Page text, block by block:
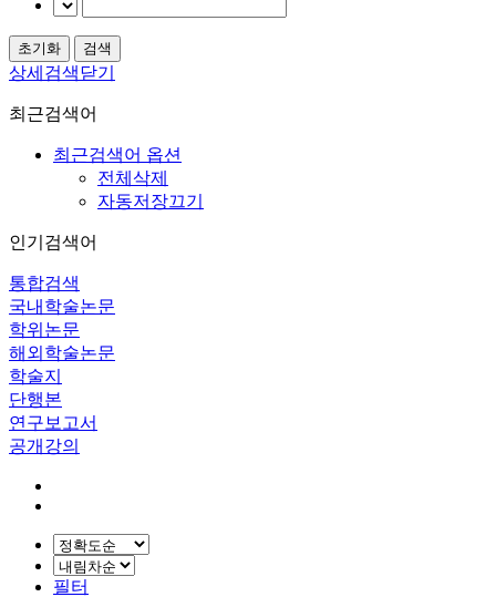
상세검색닫기
최근검색어
최근검색어 옵션
전체삭제
자동저장끄기
인기검색어
통합검색
국내학술논문
학위논문
해외학술논문
학술지
단행본
연구보고서
공개강의
필터